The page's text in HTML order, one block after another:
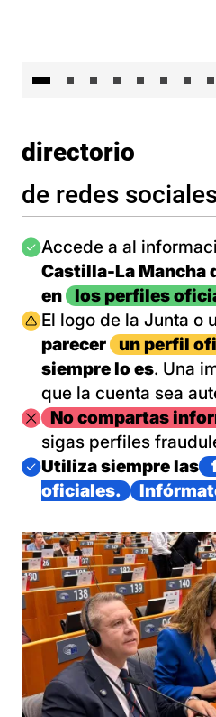
directorio
de redes
Imagen
Accede a al
Castilla-La Mancha
en
los perfiles
Imagen
El logo de la Junta o
parecer
un perfil
siempre lo es. Una
que la cuenta sea
ImagenNo compartas
sigas perfiles
Imagen
Utiliza siempre las
oficiales.